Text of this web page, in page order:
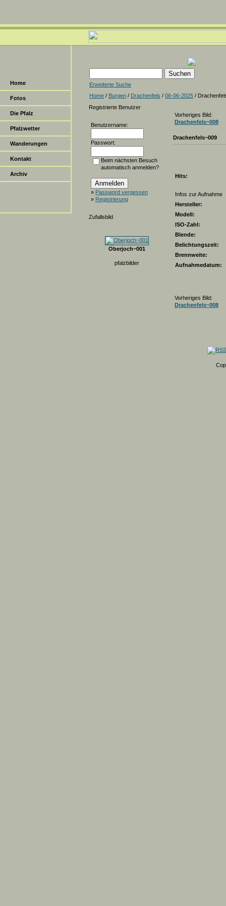
Home
Fotos
Die Pfalz
Pfalzwetter
Wanderungen
Kontakt
Archiv
Erweiterte Suche
Home / Burgen / Drachenfels / 06-06-2025 /
Registrierte Benutzer
Benutzername:
Passwort:
Beim nächsten Besuch
automatisch anmelden?
» Password vergessen
» Registrierung
Zufallsbild
Oberjoch~001
pfalzbilder
Vorheriges Bild:
Drachenfels~008
Drachenfels~009
Hits:
Infos zur Aufnahme
Hersteller:
Modell:
ISO-Zahl:
Blende:
Belichtungszeit:
Brennweite:
Aufnahmedatum:
Vorheriges Bild:
Drachenfels~008